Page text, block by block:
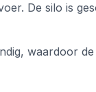
De silo is
waardoor